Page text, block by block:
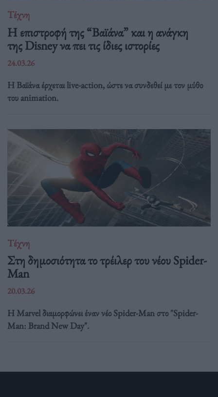
Τέχνη
Η επιστροφή της “Βαϊάνα” και η ανάγκη
της Disney να πει τις ίδιες ιστορίες
24.03.26
Η Βαϊάνα έρχεται live-action, ώστε να συνδεθεί με τον μύθο
του animation.
Τέχνη
Στη δημοσιότητα το τρέιλερ του νέου Spider-
Man
20.03.26
Η Marvel διαμορφώνει έναν νέο Spider-Man στο "Spider-
Man: Brand New Day".